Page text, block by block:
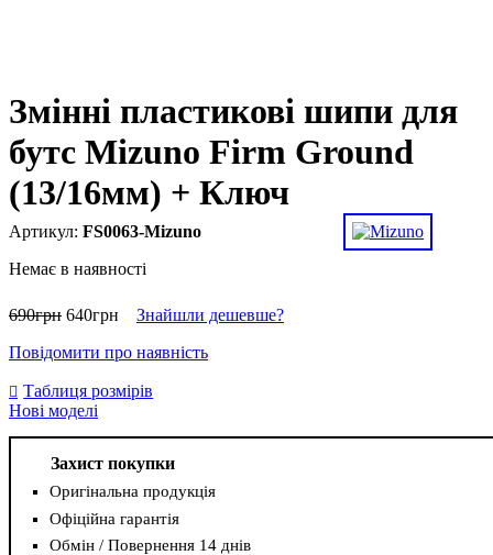
Змінні пластикові шипи для
бутс Mizuno Firm Ground
(13/16мм) + Ключ
FS0063-Mizuno
Немає в наявності
690грн 640грн
Знайшли дешевше?
Повідомити про наявність
Таблиця розмірів
Нові моделі
Захист покупки
Оригінальна продукція
Офіційна гарантія
Обмін / Повернення 14 днів